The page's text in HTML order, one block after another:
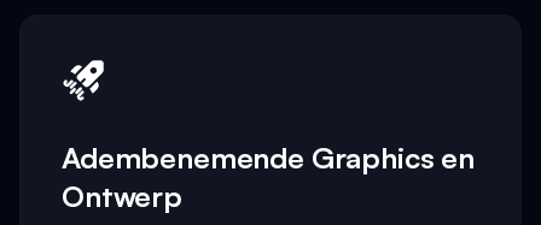
Adembenemende Graphics en
Ontwerp